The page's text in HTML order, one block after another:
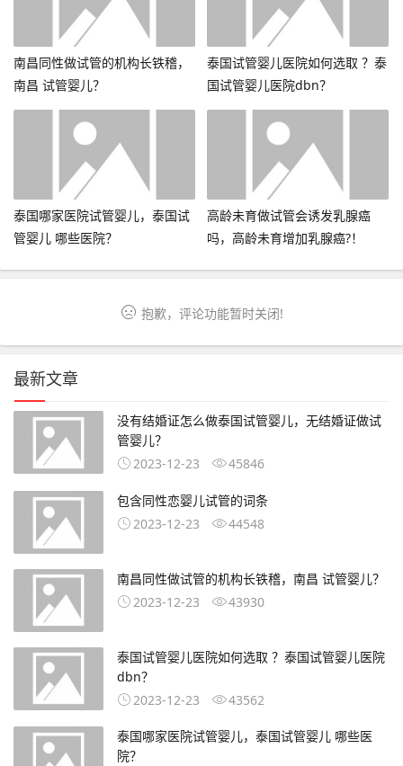
南昌同性做试管的机构长铁稽，
南昌 试管婴儿？
泰国试管婴儿医院如何选取 ？泰
国试管婴儿医院dbn？
泰国哪家医院试管婴儿，泰国试
管婴儿 哪些医院？
高龄未育做试管会诱发乳腺癌
吗，高龄未育增加乳腺癌?！
抱歉，评论功能暂时关闭!
最新文章
没有结婚证怎么做泰国试管婴儿，无结婚证做试
管婴儿？
2023-12-23
45846
包含同性恋婴儿试管的词条
2023-12-23
44548
南昌同性做试管的机构长铁稽，南昌 试管婴儿？
2023-12-23
43930
泰国试管婴儿医院如何选取 ？泰国试管婴儿医院
dbn？
2023-12-23
43562
泰国哪家医院试管婴儿，泰国试管婴儿 哪些医
院？